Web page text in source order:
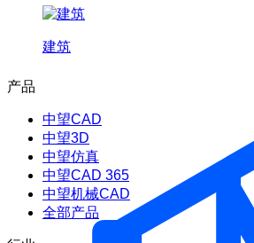
建筑
产品
中望CAD
中望3D
中望仿真
中望CAD 365
中望机械CAD
全部产品